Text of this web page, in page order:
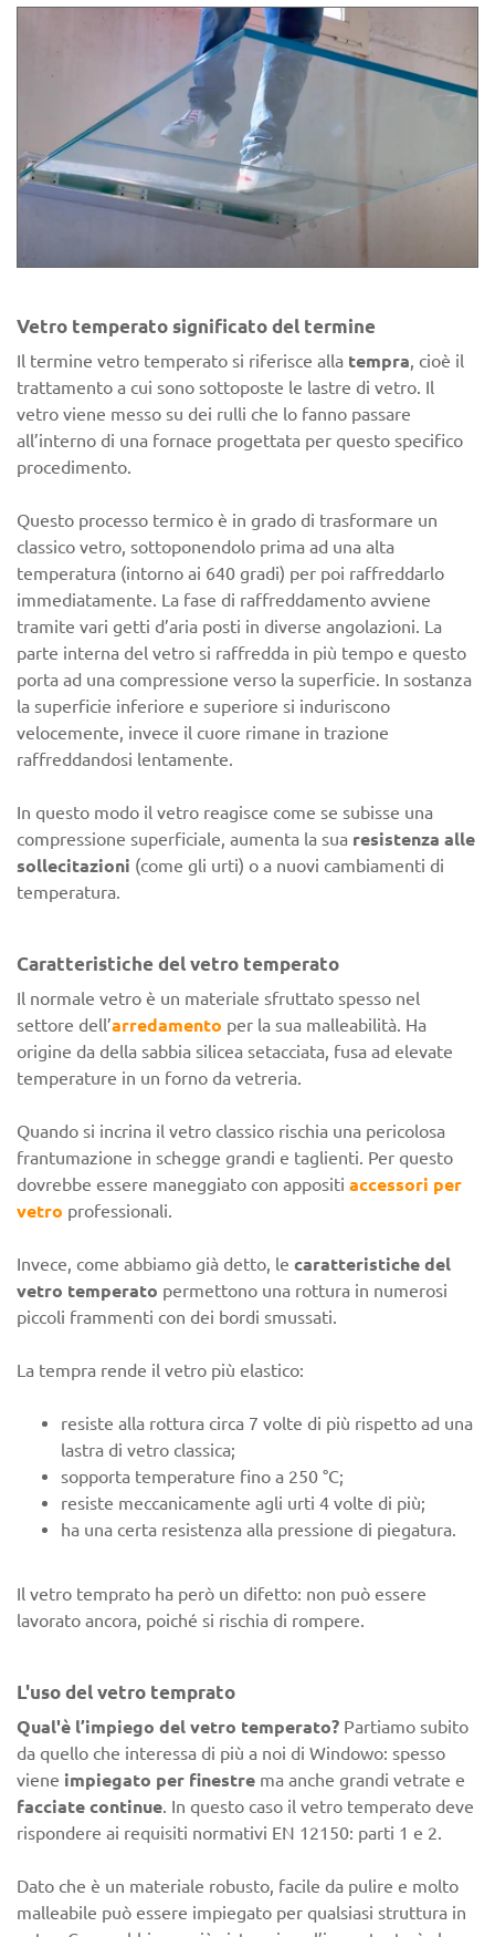
Vetro temperato significato del termine
Il termine vetro temperato si riferisce alla tempra, cioè il
trattamento a cui sono sottoposte le lastre di vetro. Il
vetro viene messo su dei rulli che lo fanno passare
all’interno di una fornace progettata per questo specifico
procedimento.
Questo processo termico è in grado di trasformare un
classico vetro, sottoponendolo prima ad una alta
temperatura (intorno ai 640 gradi) per poi raffreddarlo
immediatamente. La fase di raffreddamento avviene
tramite vari getti d’aria posti in diverse angolazioni. La
parte interna del vetro si raffredda in più tempo e questo
porta ad una compressione verso la superficie. In sostanza
la superficie inferiore e superiore si induriscono
velocemente, invece il cuore rimane in trazione
raffreddandosi lentamente.
In questo modo il vetro reagisce come se subisse una
compressione superficiale, aumenta la sua resistenza alle
sollecitazioni (come gli urti) o a nuovi cambiamenti di
temperatura.
Caratteristiche del vetro temperato
Il normale vetro è un materiale sfruttato spesso nel
settore dell’arredamento per la sua malleabilità. Ha
origine da della sabbia silicea setacciata, fusa ad elevate
temperature in un forno da vetreria.
Quando si incrina il vetro classico rischia una pericolosa
frantumazione in schegge grandi e taglienti. Per questo
dovrebbe essere maneggiato con appositi accessori per
vetro professionali.
Invece, come abbiamo già detto, le caratteristiche del
vetro temperato permettono una rottura in numerosi
piccoli frammenti con dei bordi smussati.
La tempra rende il vetro più elastico:
resiste alla rottura circa 7 volte di più rispetto ad una
lastra di vetro classica;
sopporta temperature fino a 250 °C;
resiste meccanicamente agli urti 4 volte di più;
ha una certa resistenza alla pressione di piegatura.
Il vetro temprato ha però un difetto: non può essere
lavorato ancora, poiché si rischia di rompere.
L'uso del vetro temprato
Qual'è l’impiego del vetro temperato? Partiamo subito
da quello che interessa di più a noi di Windowo: spesso
viene impiegato per finestre ma anche grandi vetrate e
facciate continue. In questo caso il vetro temperato deve
rispondere ai requisiti normativi EN 12150: parti 1 e 2.
Dato che è un materiale robusto, facile da pulire e molto
malleabile può essere impiegato per qualsiasi struttura in